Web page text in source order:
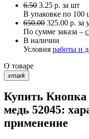
6.50 3.25 р. за шт
В упаковке по 100
650.00 325.00 р. за
По сумме заказа –
В наличии
Условия работы и
О товаре
xmark
Купить Кнопка
медь 52045:
применение